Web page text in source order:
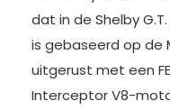
dat in de Shelby
is gebaseerd op de
uitgerust met een
Interceptor V8-